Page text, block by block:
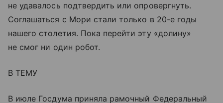
не удавалось подтвердить или опровергнуть.
Соглашаться с Мори стали только в 20-е годы
нашего столетия. Пока перейти эту «долину»
не смог ни один робот.
В ТЕМУ
В июле Госдума приняла рамочный Федеральный